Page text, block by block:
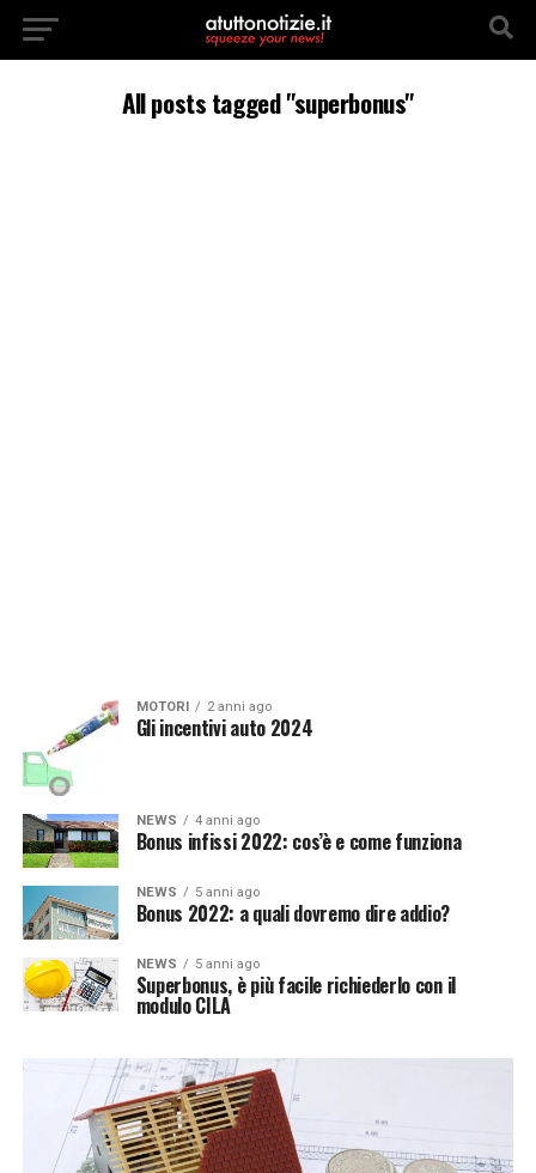
All posts tagged "superbonus"
MOTORI 2 anni ago
Gli incentivi auto 2024
NEWS 4 anni ago
Bonus infissi 2022: cos’è e come funziona
NEWS 5 anni ago
Bonus 2022: a quali dovremo dire addio?
NEWS 5 anni ago
Superbonus, è più facile richiederlo con il
modulo CILA